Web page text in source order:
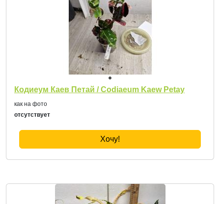
Кодиеум Каев Петай / Codiaeum Kaew Petay
как на фото
отсутствует
Хочу!